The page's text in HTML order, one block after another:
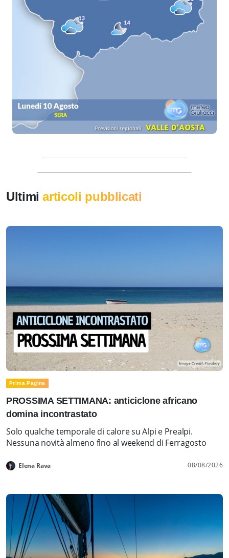
Ultimiarticoli pubblicati
Prima Pagina
PROSSIMA SETTIMANA: anticiclone africano
domina incontrastato
Solo qualche temporale di calore su Alpi e Prealpi.
Nessuna novità almeno fino al weekend di Ferragosto
Elena Rava 08/08/2026